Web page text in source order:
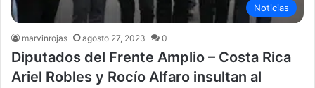
Noticias
marvinrojas agosto 27, 2023 0
Diputados del Frente Amplio – Costa Rica
Ariel Robles y Rocío Alfaro insultan al